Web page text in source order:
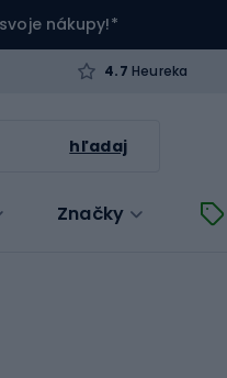
nákupy!*
4.7 Heureka
hľadaj
Značky